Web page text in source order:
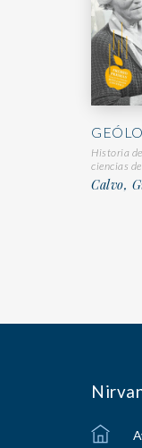
Historia
ciencias
Calvo,